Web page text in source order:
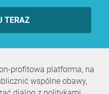
TERAZ
profitowa platforma, na
wspólne obawy,